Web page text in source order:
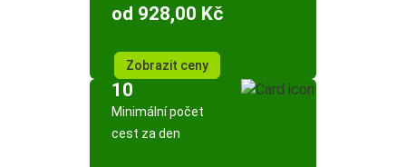
od 928,00 Kč
Zobrazit ceny
10
Minimální počet
cest za den